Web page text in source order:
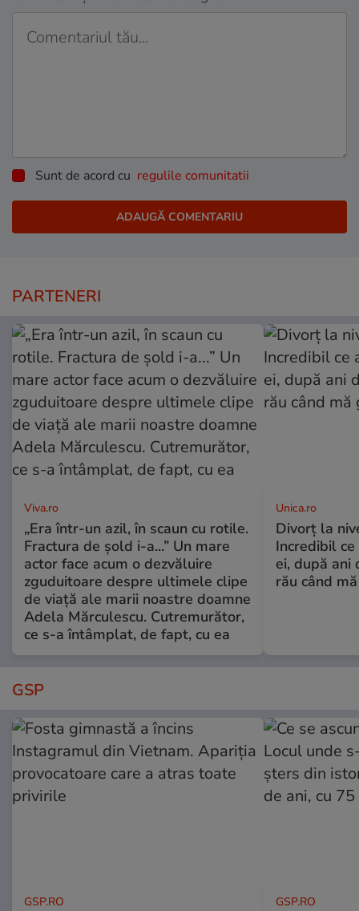
Sunt de acord cu regulile comunitatii
PARTENERI
Viva.ro
„Era într-un azil, în scaun cu rotile.
Fractura de șold i-a...” Un mare
actor face acum o dezvăluire
zguduitoare despre ultimele clipe
de viață ale marii noastre doamne
Adela Mărculescu. Cutremurător,
ce s-a întâmplat, de fapt, cu ea
Unica.ro
Divorț la
Incredibil
ei, după ani
rău când
GSP
GSP.RO GSP.RO